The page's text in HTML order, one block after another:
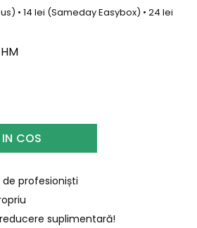
• 14 lei (Sameday Easybox) • 24 lei
COS
profesioniști
suplimentară!